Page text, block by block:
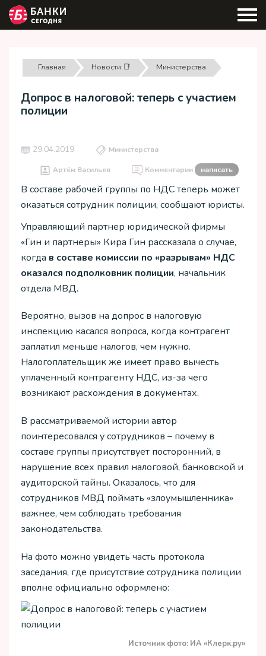
Главная Новости 📑 Министерства
Допрос в налоговой: теперь с участием
полиции
29.04.2019 Министерства
Артём Васильев Комментарии написать
В составе рабочей группы по НДС теперь может
оказаться сотрудник полиции, сообщают юристы.
Управляющий партнер юридической фирмы
«Гин и партнеры» Кира Гин рассказала о случае,
когда в составе комиссии по «разрывам» НДС
оказался подполковник полиции, начальник
отдела МВД.
Вероятно, вызов на допрос в налоговую
инспекцию касался вопроса, когда контрагент
заплатил меньше налогов, чем нужно.
Налогоплательщик же имеет право вычесть
уплаченный контрагенту НДС, из-за чего
возникают расхождения в документах.
В рассматриваемой истории автор
поинтересовался у сотрудников – почему в
составе группы присутствует посторонний, в
нарушение всех правил налоговой, банковской и
аудиторской тайны. Оказалось, что для
сотрудников МВД поймать «злоумышленника»
важнее, чем соблюдать требования
законодательства.
На фото можно увидеть часть протокола
заседания, где присутствие сотрудника полиции
вполне официально оформлено:
Источник фото: ИА «Клерк.ру»